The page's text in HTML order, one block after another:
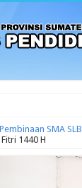
N
Pembinaan SMA SLB
1440 H